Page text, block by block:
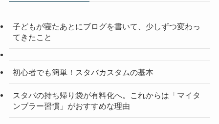
子どもが寝たあとにブログを書いて、少しずつ変わっ
てきたこと
初心者でも簡単！スタバカスタムの基本
スタバの持ち帰り袋が有料化へ。これからは「マイタ
ンブラー習慣」がおすすめな理由